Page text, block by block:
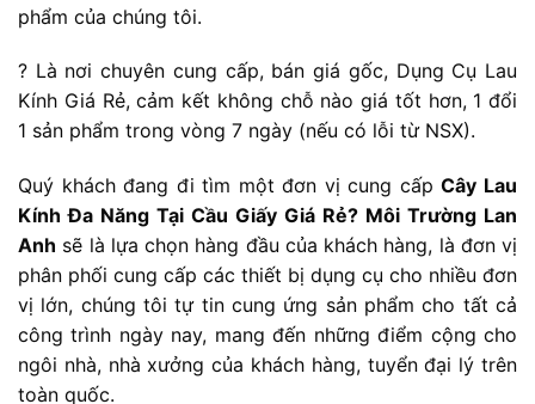
phẩm của chúng tôi.
? Là nơi chuyên cung cấp, bán giá gốc, Dụng Cụ Lau
Kính Giá Rẻ, cảm kết không chỗ nào giá tốt hơn, 1 đổi
1 sản phẩm trong vòng 7 ngày (nếu có lỗi từ NSX).
Quý khách đang đi tìm một đơn vị cung cấpCây Lau
Kính Đa Năng Tại Cầu Giấy Giá Rẻ? Môi Trường Lan
Anh sẽ là lựa chọn hàng đầu của khách hàng, là đơn vị
phân phối cung cấp các thiết bị dụng cụ cho nhiều đơn
vị lớn, chúng tôi tự tin cung ứng sản phẩm cho tất cả
công trình ngày nay, mang đến những điểm cộng cho
ngôi nhà, nhà xưởng của khách hàng, tuyển đại lý trên
toàn quốc.